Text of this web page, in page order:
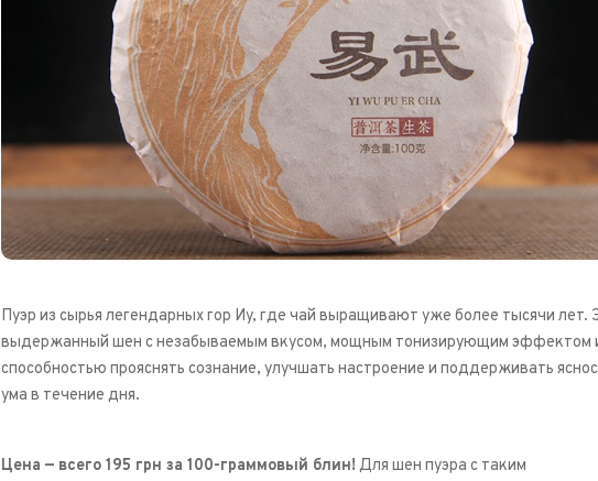
Пуэр из сырья легендарных гор Иу, где чай выращивают уже более тысячи лет.
выдержанный шен с незабываемым вкусом, мощным тонизирующим эффектом
способностью прояснять сознание, улучшать настроение и поддерживать
ума в течение дня.
Цена — всего 195 грн за 100-граммовый блин! Для шен пуэра с таким